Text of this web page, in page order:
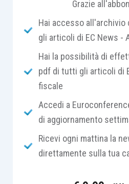
cyberttacksi trovino
corrispondere all’hacker
estorte per la
sistemi e per la
somme quasi sempre
.
quindi lecitodomandarsi se
ai fini della
Grazie
Hai accesso
gli articoli di EC News -
Hai la possibilità di
pdf di tutti gli articoli di
fiscale
Accedi a
di aggiornamento
Ricevi ogni mattina la
direttamente sulla tua